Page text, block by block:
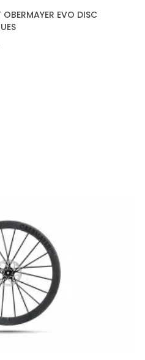
EVO DISC